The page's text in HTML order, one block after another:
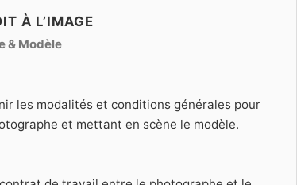
À L’IMAGE
& Modèle
les modalités et conditions générales pour
et mettant en scène le modèle.